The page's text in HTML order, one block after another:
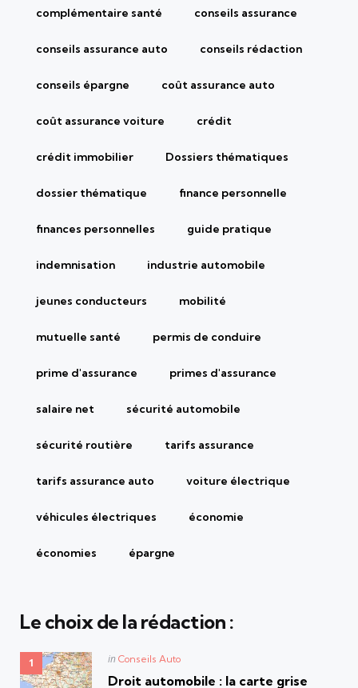
complémentaire santé conseils assurance
conseils assurance auto conseils rédaction
conseils épargne coût assurance auto
coût assurance voiture crédit
crédit immobilier Dossiers thématiques
dossier thématique finance personnelle
finances personnelles guide pratique
indemnisation industrie automobile
jeunes conducteurs mobilité
mutuelle santé permis de conduire
prime d'assurance primes d'assurance
salaire net sécurité automobile
sécurité routière tarifs assurance
tarifs assurance auto voiture électrique
véhicules électriques économie
économies épargne
Le choix de la rédaction :
Posted
in Conseils Auto
Droit automobile : la carte grise